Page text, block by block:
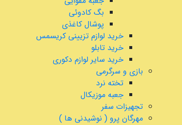
بگ کادوئی
پوشال کاغذی
خرید لوازم تزیینی کریسمس
خرید تابلو
خرید سایر لوازم دکوری
بازی و سرگرمی
تخته نرد
جعبه موزیکال
تجهیزات سفر
مهرگان پرو ( نوشیدنی ها )